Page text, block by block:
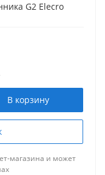
G2 Elecro
В корзину
магазина и может